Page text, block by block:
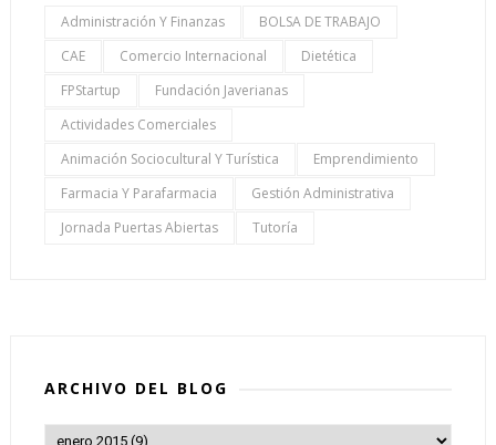
Administración Y Finanzas
BOLSA DE TRABAJO
CAE
Comercio Internacional
Dietética
FPStartup
Fundación Javerianas
Actividades Comerciales
Animación Sociocultural Y Turística
Emprendimiento
Farmacia Y Parafarmacia
Gestión Administrativa
Jornada Puertas Abiertas
Tutoría
ARCHIVO DEL BLOG